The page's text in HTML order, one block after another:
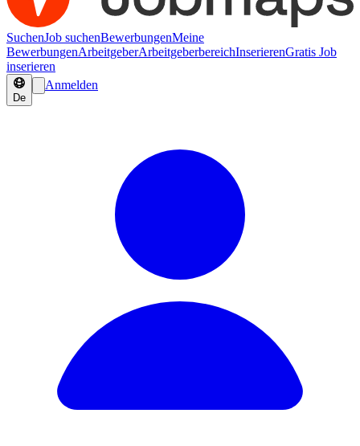
SuchenJob suchenBewerbungenMeine
BewerbungenArbeitgeberArbeitgeberbereichInserierenGratis Job
inserieren
De
Anmelden